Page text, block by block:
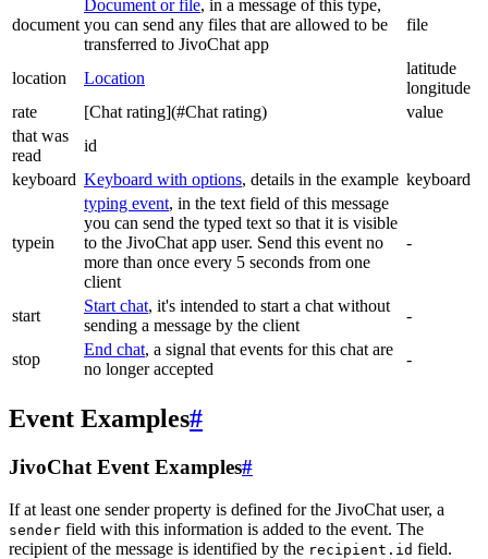
document
Document or file, in a message of this type,
you can send any files that are allowed to be
transferred to JivoChat app
file
location Location
latitude
longitude
rate
[Chat rating](#Chat rating)
value
that was
read
id
keyboard Keyboard with options, details in the example keyboard
typein
typing event, in the text field of this message
you can send the typed text so that it is visible
to the JivoChat app user. Send this event no
more than once every 5 seconds from one
client
-
start
Start chat, it's intended to start a chat without
sending a message by the client
-
stop
End chat, a signal that events for this chat are
no longer accepted
-
Event Examples#
JivoChat Event Examples#
If at least one sender property is defined for the JivoChat user, a
sender field with this information is added to the event. The
recipient of the message is identified by the recipient.id field.